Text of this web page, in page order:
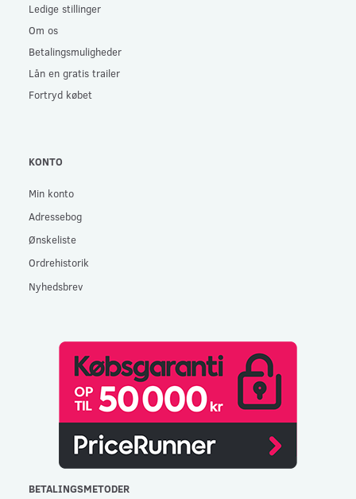
Ledige stillinger
Om os
Betalingsmuligheder
Lån en gratis trailer
Fortryd købet
KONTO
Min konto
Adressebog
Ønskeliste
Ordrehistorik
Nyhedsbrev
BETALINGSMETODER